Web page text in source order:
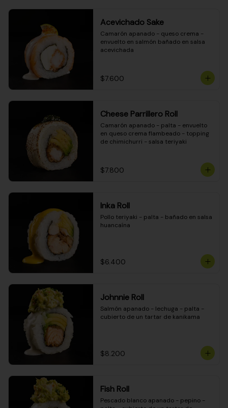
Acevichado Sake
Camarón apanado - queso crema -
envuelto en salmón bañado en salsa
acevichada
$7.600
Cheese Parrillero Roll
Camarón apanado - palta - envuelto
en queso crema flambeado - topping
de chimichurri - salsa teriyaki
$7.800
Inka Roll
Pollo teriyaki - palta - bañado en salsa
huancaína
$6.400
Johnnie Roll
Salmón apanado - lechuga - palta -
cubierto de un tartar de kanikama
$8.200
Fish Roll
Pescado blanco apanado - pepino -